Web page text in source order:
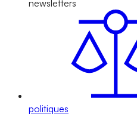
newsletters
politiques